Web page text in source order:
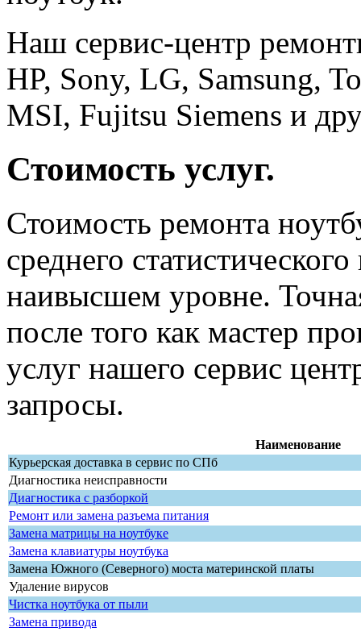
Наш сервис-центр
HP, Sony, LG, Samsung,
MSI, Fujitsu Siemens и
Стоимость услуг.
Стоимость ремонта
среднего
наивысшем уровне.
после того как мастер
услуг нашего сервис
запросы.
Наименование
Курьерская доставка в сервис по СПб
Диагностика неисправности
Диагностика с разборкой
Ремонт или замена разъема питания
Замена матрицы на ноутбуке
Замена клавиатуры ноутбука
Замена Южного (Северного) моста материнской платы
Удаление вирусов
Чистка ноутбука от пыли
Замена привода